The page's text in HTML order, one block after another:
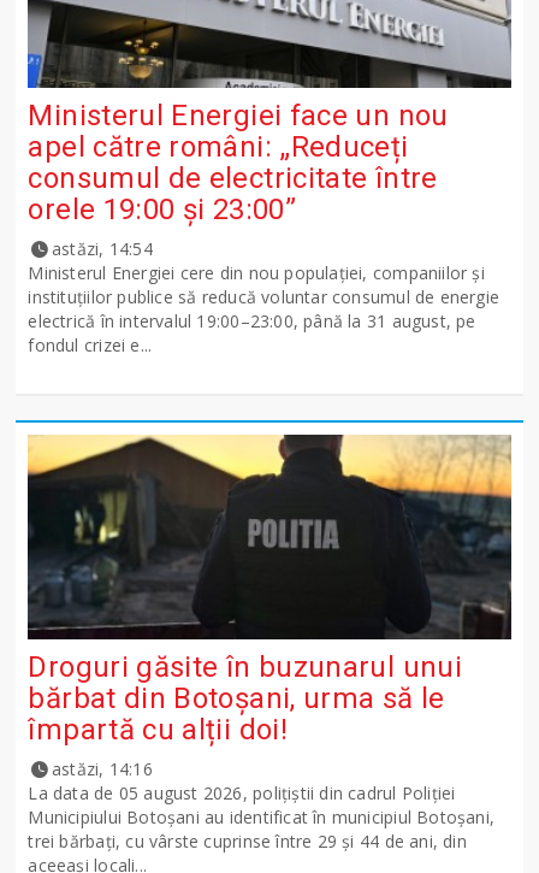
Ministerul Energiei face un nou
apel către români: „Reduceți
consumul de electricitate între
orele 19:00 și 23:00”
astăzi, 14:54
Ministerul Energiei cere din nou populației, companiilor și
instituțiilor publice să reducă voluntar consumul de energie
electrică în intervalul 19:00–23:00, până la 31 august, pe
fondul crizei e...
Droguri găsite în buzunarul unui
bărbat din Botoșani, urma să le
împartă cu alții doi!
astăzi, 14:16
La data de 05 august 2026, polițiștii din cadrul Poliției
Municipiului Botoșani au identificat în municipiul Botoșani,
trei bărbați, cu vârste cuprinse între 29 și 44 de ani, din
aceeași locali...